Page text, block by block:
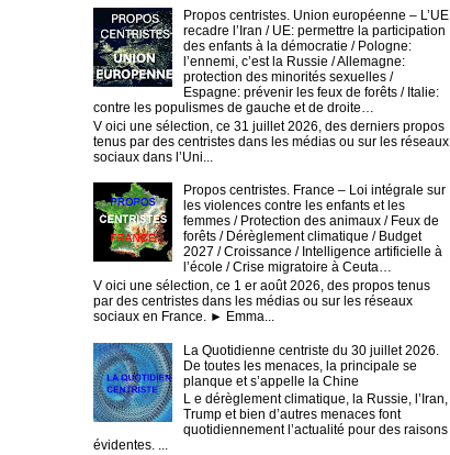
Propos centristes. Union européenne – L’UE
recadre l’Iran / UE: permettre la participation
des enfants à la démocratie / Pologne:
l’ennemi, c’est la Russie / Allemagne:
protection des minorités sexuelles /
Espagne: prévenir les feux de forêts / Italie:
contre les populismes de gauche et de droite…
V oici une sélection, ce 31 juillet 2026, des derniers propos
tenus par des centristes dans les médias ou sur les réseaux
sociaux dans l’Uni...
Propos centristes. France – Loi intégrale sur
les violences contre les enfants et les
femmes / Protection des animaux / Feux de
forêts / Dérèglement climatique / Budget
2027 / Croissance / Intelligence artificielle à
l’école / Crise migratoire à Ceuta…
V oici une sélection, ce 1 er août 2026, des propos tenus
par des centristes dans les médias ou sur les réseaux
sociaux en France. ► Emma...
La Quotidienne centriste du 30 juillet 2026.
De toutes les menaces, la principale se
planque et s’appelle la Chine
L e dérèglement climatique, la Russie, l’Iran,
Trump et bien d’autres menaces font
quotidiennement l’actualité pour des raisons
évidentes. ...